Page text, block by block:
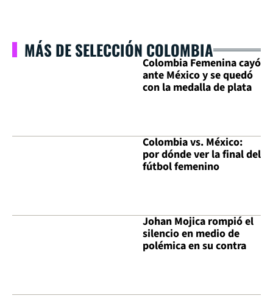
MÁS DE SELECCIÓN COLOMBIA
Colombia Femenina cayó
ante México y se quedó
con la medalla de plata
Colombia vs. México:
por dónde ver la final del
fútbol femenino
Johan Mojica rompió el
silencio en medio de
polémica en su contra